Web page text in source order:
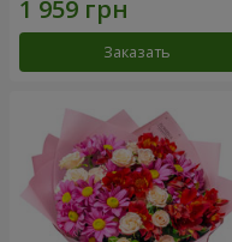
Заказать